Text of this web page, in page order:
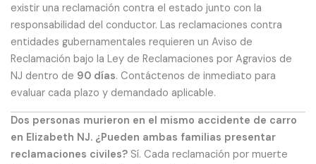
existir una reclamación contra el estado junto con la
responsabilidad del conductor. Las reclamaciones contra
entidades gubernamentales requieren un Aviso de
Reclamación bajo la Ley de Reclamaciones por Agravios de
NJ dentro de 90 días. Contáctenos de inmediato para
evaluar cada plazo y demandado aplicable.
Dos personas murieron en el mismo accidente de carro
en Elizabeth NJ. ¿Pueden ambas familias presentar
reclamaciones civiles? Sí. Cada reclamación por muerte